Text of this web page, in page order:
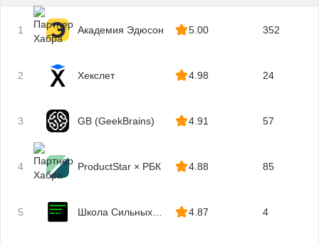
Мониторинг
Ansible
Terraform
Схемотехника
.NET
Администрирование оборудования Cisco
Модульное тестирование
1 Академия Эдюсон 5.00 352
2 Хекслет 4.98 24
3 GB (GeekBrains) 4.91 57
4 ProductStar × РБК 4.88 85
5
Школа Сильных
4.87 4